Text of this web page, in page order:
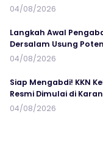
04/08/2026
Langkah Awal
Dersalam Usung
04/08/2026
Siap Mengabdi! KKN
Resmi Dimulai di
04/08/2026